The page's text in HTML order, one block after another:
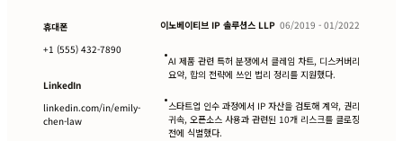
휴대폰
+1 (555) 432-7890
LinkedIn
linkedin.com/in/emily-
chen-law
이노베이티브 IP 솔루션스 LLP 06/2019 - 01/2022
•AI 제품 관련 특허 분쟁에서 클레임 차트, 디스커버리
요약, 합의 전략에 쓰인 법리 정리를 지원했다.
•스타트업 인수 과정에서 IP 자산을 검토해 계약, 권리
귀속, 오픈소스 사용과 관련된 10개 리스크를 클로징
전에 식별했다.